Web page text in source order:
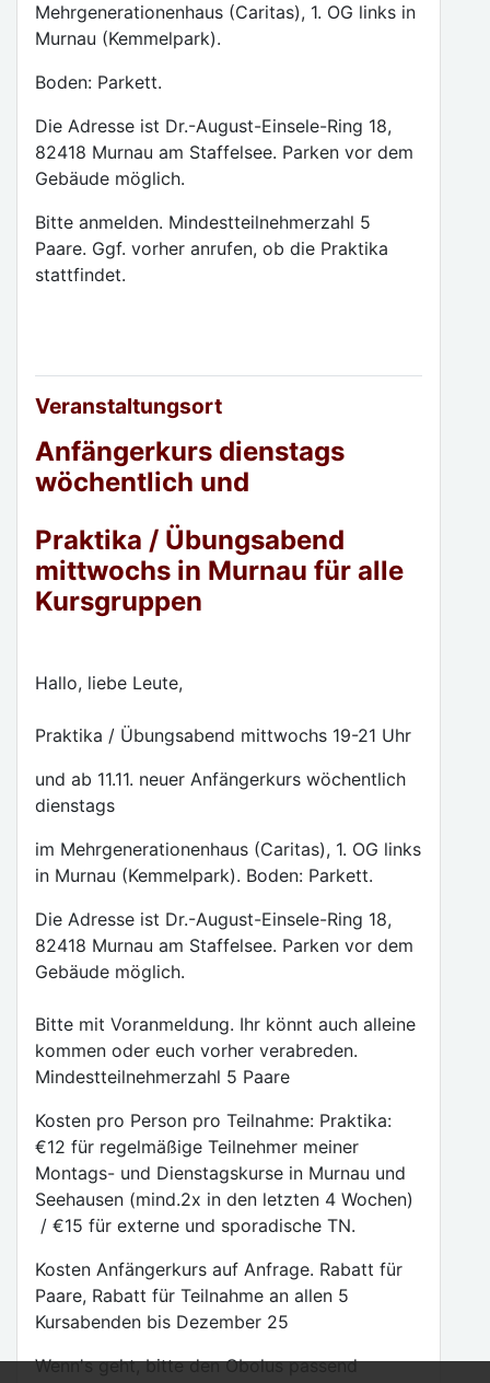
Mehrgenerationenhaus (Caritas), 1. OG links in
Murnau (Kemmelpark).
Boden: Parkett.
Die Adresse ist Dr.-August-Einsele-Ring 18,
82418 Murnau am Staffelsee. Parken vor dem
Gebäude möglich.
Bitte anmelden. Mindestteilnehmerzahl 5
Paare. Ggf. vorher anrufen, ob die Praktika
stattfindet.
Veranstaltungsort
Anfängerkurs dienstags
wöchentlich und
Praktika / Übungsabend
mittwochs in Murnau für alle
Kursgruppen
Hallo, liebe Leute,
Praktika / Übungsabend mittwochs 19-21 Uhr
und ab 11.11. neuer Anfängerkurs wöchentlich
dienstags
im Mehrgenerationenhaus (Caritas), 1. OG links
in Murnau (Kemmelpark). Boden: Parkett.
Die Adresse ist Dr.-August-Einsele-Ring 18,
82418 Murnau am Staffelsee. Parken vor dem
Gebäude möglich.
Bitte mit Voranmeldung. Ihr könnt auch alleine
kommen oder euch vorher verabreden.
Mindestteilnehmerzahl 5 Paare
Kosten pro Person pro Teilnahme: Praktika:
€12 für regelmäßige Teilnehmer meiner
Montags- und Dienstagskurse in Murnau und
Seehausen (mind.2x in den letzten 4 Wochen)
/ €15 für externe und sporadische TN.
Kosten Anfängerkurs auf Anfrage. Rabatt für
Paare, Rabatt für Teilnahme an allen 5
Kursabenden bis Dezember 25
Wenn's geht, bitte den Obolus passend